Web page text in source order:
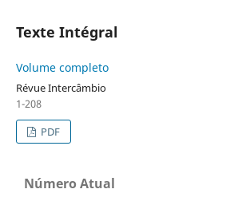
Texte Intégral
Volume completo
Révue Intercâmbio
1-208
PDF
Número Atual